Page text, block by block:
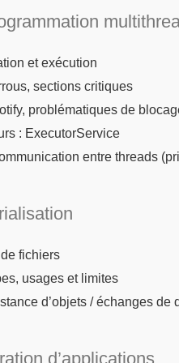
et exécution
sections critiques
problématiques de
: ExecutorService
entre threads
fichiers
usages et limites
d’objets / échanges de
d’applications